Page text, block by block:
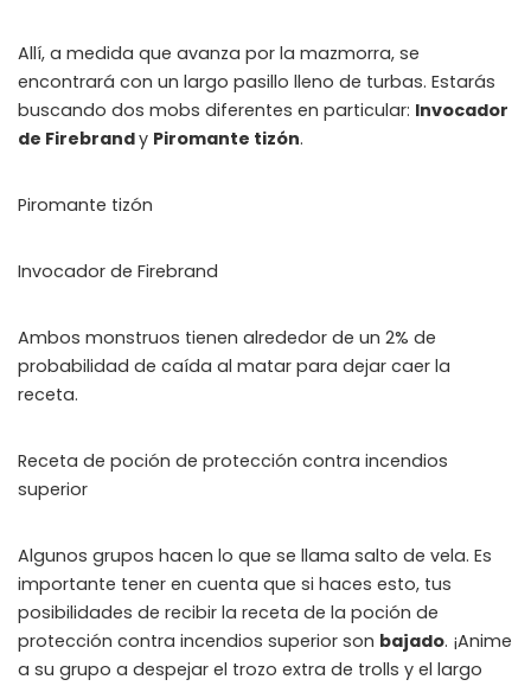
Allí, a medida que avanza por la mazmorra, se
encontrará con un largo pasillo lleno de turbas. Estarás
buscando dos mobs diferentes en particular: Invocador
de Firebrandy Piromante tizón.
Piromante tizón
Invocador de Firebrand
Ambos monstruos tienen alrededor de un 2% de
probabilidad de caída al matar para dejar caer la
receta.
Receta de poción de protección contra incendios
superior
Algunos grupos hacen lo que se llama salto de vela. Es
importante tener en cuenta que si haces esto, tus
posibilidades de recibir la receta de la poción de
protección contra incendios superior son bajado. ¡Anime
a su grupo a despejar el trozo extra de trolls y el largo